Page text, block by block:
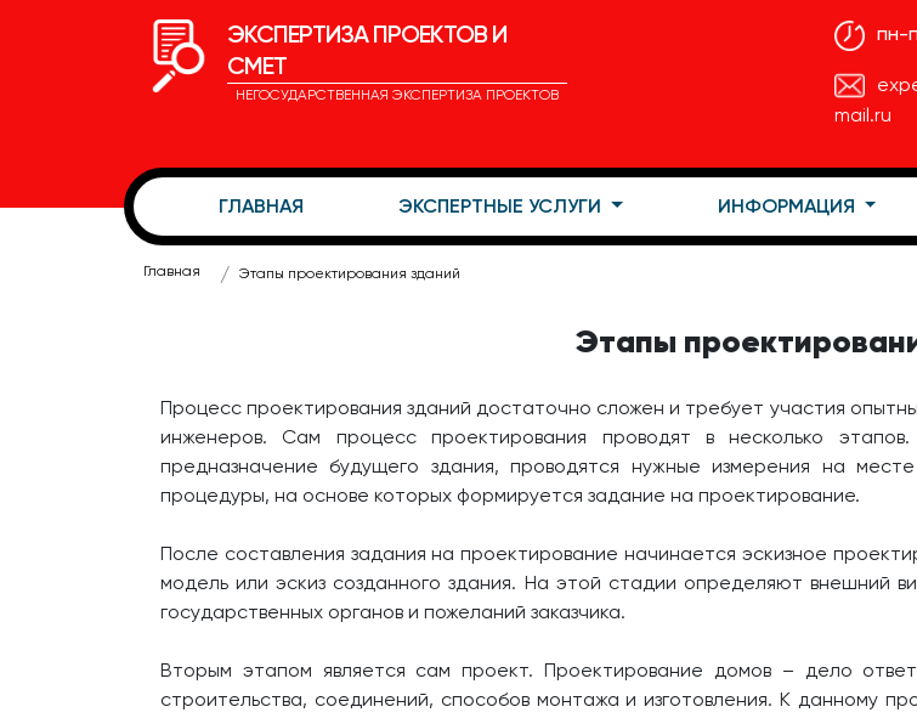
ЭКСПЕРТИЗА ПРОЕКТОВ И
СМЕТ
НЕГОСУДАРСТВЕННАЯ ЭКСПЕРТИЗА ПРОЕКТОВ
пн-
mail.ru
ГЛАВНАЯ ЭКСПЕРТНЫЕ УСЛУГИ ИНФОРМАЦИЯ
Главная Этапы проектирования зданий
Этапы
Процесс проектирования зданий достаточно сложен и требует участия
инженеров. Сам процесс проектирования проводят в несколько
предназначение будущего здания, проводятся нужные измерения на
процедуры, на основе которых формируется задание на проектирование.
После составления задания на проектирование начинается эскизное
модель или эскиз созданного здания. На этой стадии определяют внешний
государственных органов и пожеланий заказчика.
Вторым этапом является сам проект. Проектирование домов – дело
строительства, соединений, способов монтажа и изготовления. К данному